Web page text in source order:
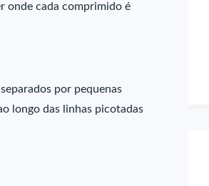
onde cada comprimido é
por pequenas
longo das linhas picotadas